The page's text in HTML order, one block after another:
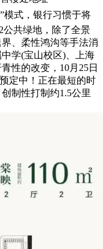
式，银行习惯于将
公共绿地，除了全景
、柔性鸿沟等手法消
学(宝山校区)、上海
性的改变，10月25日
定中！正在最短的时
制性打制约1.5公里